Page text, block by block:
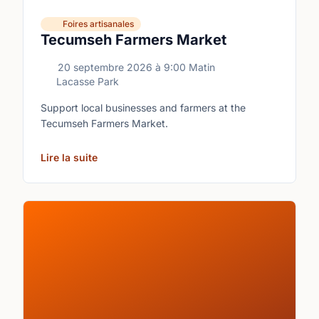
Tecumseh Farmers Market
Foires artisanales
20 septembre 2026 à 9:00 Matin
Lacasse Park
Support local businesses and farmers at the
Tecumseh Farmers Market.
Lire la suite